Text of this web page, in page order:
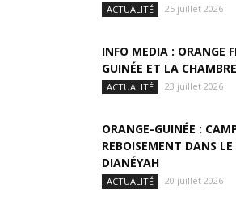
ACTUALITÉ 25 juillet 2026
INFO MEDIA : ORANGE
GUINÉE ET LA
ACTUALITÉ 23 juillet 2026
ORANGE-GUINÉE :
REBOISEMENT DANS
DIANÉYAH
ACTUALITÉ 20 juillet 2026